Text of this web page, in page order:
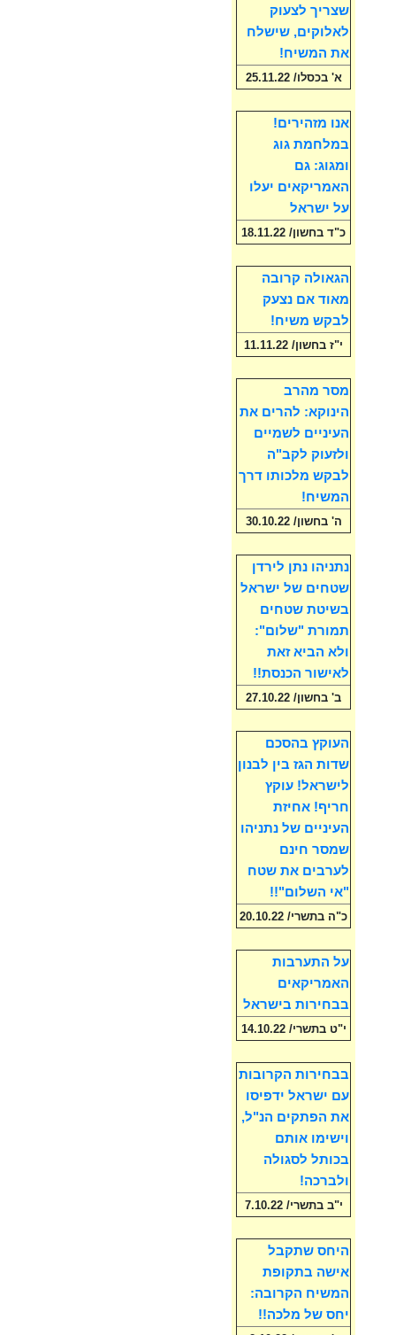
שצריך לצעוק
לאלוקים, שישלח
את המשיח!
א' בכסלו/ 25.11.22
אנו מזהירים!
במלחמת גוג
ומגוג: גם
האמריקאים יעלו
על ישראל
כ"ד בחשון/ 18.11.22
הגאולה קרובה
מאוד אם נצעק
לבקש משיח!
י"ז בחשון/ 11.11.22
מסר מהרב
הינוקא: להרים את
העיניים לשמיים
ולזעוק לקב"ה
לבקש מלכותו דרך
המשיח!
ה' בחשון/ 30.10.22
נתניהו נתן לירדן
שטחים של ישראל
בשיטת שטחים
תמורת "שלום":
ולא הביא זאת
לאישור הכנסת!!
ב' בחשון/ 27.10.22
העוקץ בהסכם
שדות הגז בין לבנון
לישראל! עוקץ
חריף! אחיזת
העיניים של נתניהו
שמסר חינם
לערבים את שטח
"אי השלום"!!
כ"ה בתשרי/ 20.10.22
על התערבות
האמריקאים
בבחירות בישראל
י"ט בתשרי/ 14.10.22
בבחירות הקרובות
עם ישראל ידפיסו
את הפתקים הנ"ל,
וישימו אותם
בכותל לסגולה
ולברכה!
י"ב בתשרי/ 7.10.22
היחס שתקבל
אישה בתקופת
המשיח הקרובה:
יחס של מלכה!!